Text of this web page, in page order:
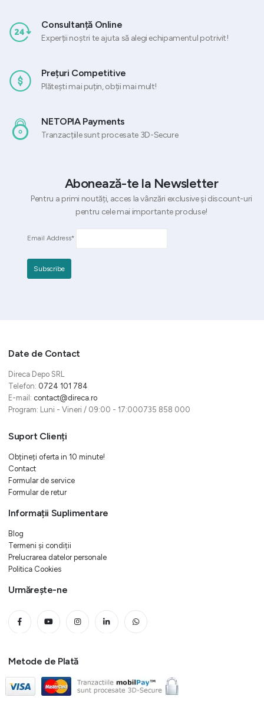
Consultanță Online
Experții noștri te ajuta să alegi echipamentul potrivit!
Prețuri Competitive
Plătești mai puțin, obții mai mult!
NETOPIA Payments
Tranzacțiile sunt procesate 3D-Secure
Abonează-te la Newsletter
Pentru a primi noutăți, acces la vânzări exclusive și discount-uri
pentru cele mai importante produse!
Email Address*
Date de Contact
Direca Depo SRL
Telefon: 0724 101 784
E-mail: contact@direca.ro
Program: Luni - Vineri / 09:00 - 17:000735 858 000
Suport Clienți
Obțineți oferta in 10 minute!
Contact
Formular de service
Formular de retur
Informații Suplimentare
Blog
Termeni și condiții
Prelucrarea datelor personale
Politica Cookies
Urmărește-ne
Metode de Plată